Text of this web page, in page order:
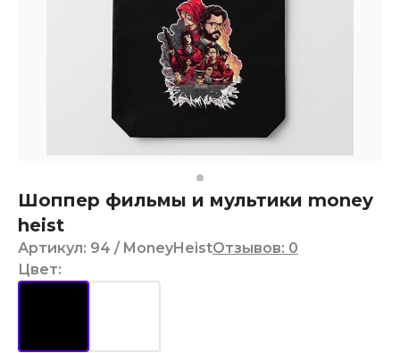
Шоппер фильмы и мультики money
heist
Артикул: 94 / MoneyHeistОтзывов: 0
Цвет: